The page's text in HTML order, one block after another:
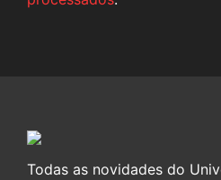
Todas as novidades do